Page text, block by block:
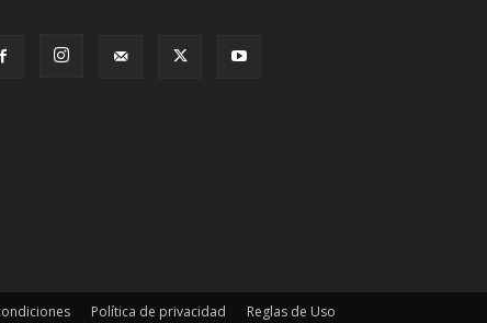
Política de privacidad Reglas de Uso